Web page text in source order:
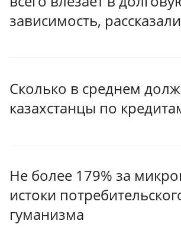
зависимость,
Сколько в среднем
казахстанцы по
Не более 179% за
истоки
гуманизма